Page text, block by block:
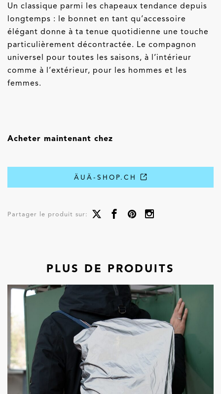
Un classique parmi les chapeaux tendance depuis
longtemps : le bonnet en tant qu’accessoire
élégant donne à ta tenue quotidienne une touche
particulièrement décontractée. Le compagnon
universel pour toutes les saisons, à l’intérieur
comme à l’extérieur, pour les hommes et les
femmes.
Acheter maintenant chez
ÄUÄ-SHOP.CH
Partager le produit sur:
PLUS DE PRODUITS